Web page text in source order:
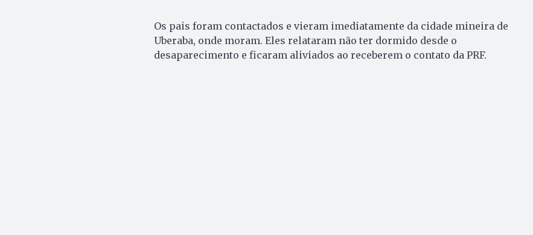
Os pais foram contactados e vieram imediatamente da cidade mineira de
Uberaba, onde moram. Eles relataram não ter dormido desde o
desaparecimento e ficaram aliviados ao receberem o contato da PRF.